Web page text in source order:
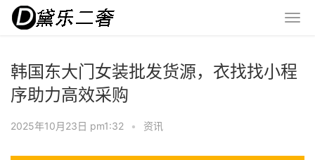
韩国东大门女装批发货源，衣找找小程
序助力高效采购
2025年10月23日 pm1:32 • 资讯